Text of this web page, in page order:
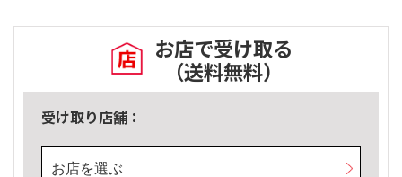
お店で受け取る
（送料無料）
受け取り店舗：
お店を選ぶ